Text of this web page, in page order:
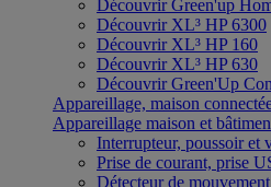
Découvrir Green'up
Découvrir XL³ HP 6300
Découvrir XL³ HP 160
Découvrir XL³ HP 630
Découvrir Green'Up
Appareillage, maison
Appareillage maison et
Interrupteur, poussoir et
Prise de courant, prise
Détecteur de